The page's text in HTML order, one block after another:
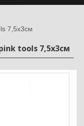
7,5х3см
tools 7,5х3см